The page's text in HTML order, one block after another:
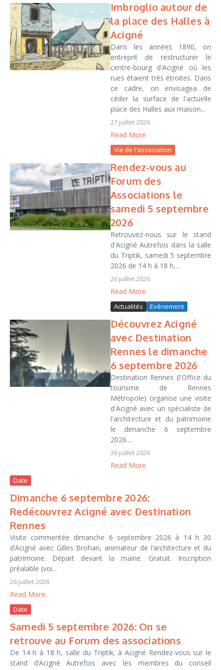
Imbroglio autour de
la place des Halles à
Acigné
Dans les années 1890, on
entreprit de restructurer le
centre-bourg d'Acigné où les
rues étaient très étroites. Dans
ce cadre, on envisagea de
céder la surface de l'actuelle
place des Halles aux maison...
27 juillet 2026
Read More
Vie de l'association
Rendez-vous au
Forum des
Associations le
samedi 5 septembre
2026
Retrouvez-nous sur le stand
d'Acigné Autrefois dans la salle
du Triptik, samedi 5 septembre
2026 de 14 h à 18 h....
26 juillet 2026
Read More
Actualités Evénement
Découvrez Acigné
avec Destination
Rennes le dimanche
6 septembre 2026
Destination Rennes (l'Office du
tourisme de Rennes
Métropole) organise une visite
d'Acigné avec un spécialiste de
l'architecture et du patrimoine
le dimanche 6 septembre
2026....
26 juillet 2026
Read More
Date
Dimanche 6 septembre 2026:
Redécouvrez Acigné avec Destination
Rennes
Visite commentée dimanche 6 septembre 2026 à 14 h 30
d’Acigné avec Gilles Brohan, animateur de l’architecture et du
patrimoine. Départ devant la mairie. Gratuit. Inscription
préalable (voi...
26 juillet 2026
Read More
Date
Samedi 5 septembre 2026: On se
retrouve au Forum des associations
De 14 h à 18 h, salle du Triptik, à Acigné Rendez-vous sur le
stand d’Acigné Autrefois avec les membres du conseil